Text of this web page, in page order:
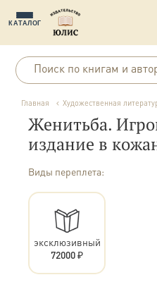
КАТАЛОГ
Главная Художественная
Женитьба.
издание в
Виды переплета:
эксклюзивный
72000 ₽